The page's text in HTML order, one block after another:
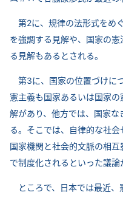
第2に、規律の法形式をめ
を強調する見解や、国家の
る見解もあるとされる。
第3に、国家の位置づけに
憲主義も国家あるいは国家
解があり、他方では、国家
る。そこでは、自律的な社
国家機関と社会的文脈の相
で制度化されるといった議論
ところで、日本では最近、